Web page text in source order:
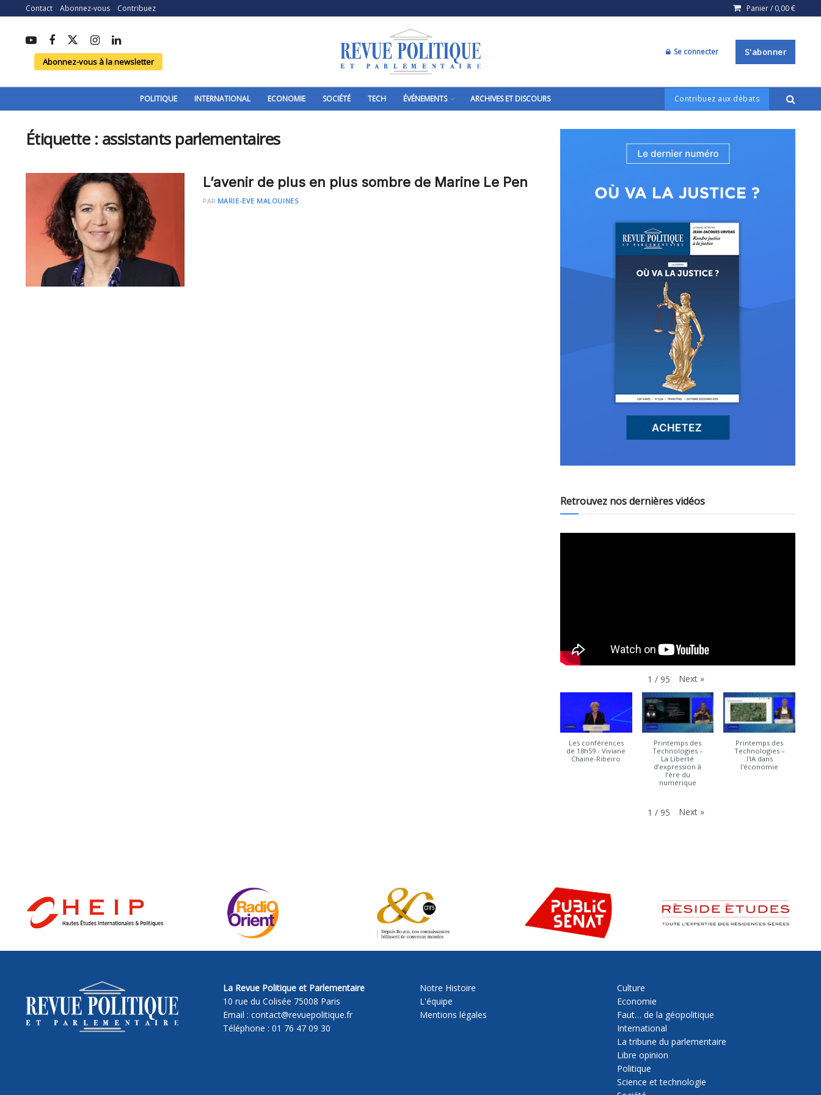
Contact Abonnez-vous Contribuez Panier / 0,00€
Abonnez-vous à la newsletter
Se connecter S'abonner
POLITIQUE INTERNATIONAL ECONOMIE SOCIÉTÉ TECH ÉVÉNEMENTS ARCHIVES ET DISCOURS Contribuez aux débats
Étiquette : assistants parlementaires
L’avenir de plus en plus sombre de Marine Le Pen
PAR MARIE-EVE MALOUINES
Retrouvez nos dernières vidéos
1 / 95 Next »
Les conférences
de 18h59 - Viviane
Chaine-Ribeiro
Printemps des
Technologies –
La Liberté
d’expression à
l’ère du
numérique
Printemps des
Technologies –
l'IA dans
l'économie
1 / 95 Next »
La Revue Politique et Parlementaire
10 rue du Colisée 75008 Paris
Email : contact@revuepolitique.fr
Téléphone : 01 76 47 09 30
Notre Histoire
L'équipe
Mentions légales
Culture
Economie
Faut… de la géopolitique
International
La tribune du parlementaire
Libre opinion
Politique
Science et technologie